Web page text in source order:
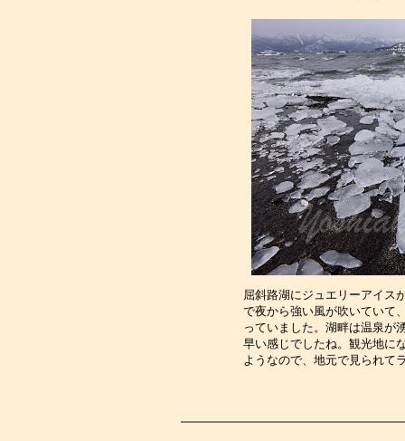
屈斜路湖にジュエリーアイス
で夜から強い風が吹いていて
っていました。湖畔は温泉が
早い感じでしたね。観光地に
ようなので、地元